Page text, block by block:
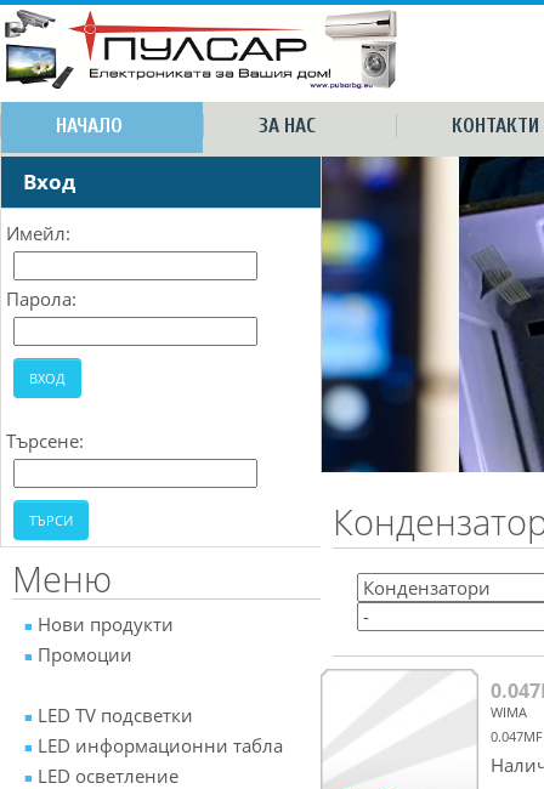
НАЧАЛО ЗА НАС КОНТАКТИ
Вход
Имейл:
Парола:
Търсене:
Меню
Нови продукти
Промоции
LED TV подсветки
LED информационни табла
LED осветление
WIMA